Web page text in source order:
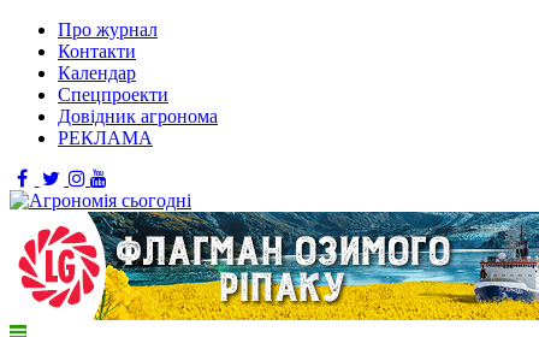
Про журнал
Контакти
Календар
Спецпроекти
Довідник агронома
РЕКЛАМА